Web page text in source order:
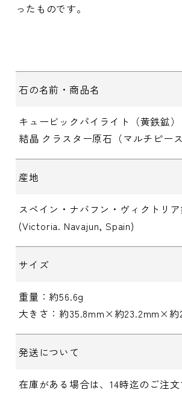
ったものです。
石の名前・商品名
キュービックパイライト（黄鉄鉱）
結晶 クラスター原石（マルチピース
産地
スペイン・ナバフン・ヴィクトリア
(Victoria. Navajun, Spain)
サイズ
重量：約56.6g
大きさ：約35.8mm×約23.2mm×約
発送について
在庫がある場合は、14時迄のご注